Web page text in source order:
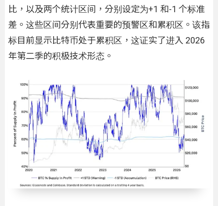
比，以及两个统计区间，分别设定为+1 和-1 个标准
差。这些区间分别代表重要的预警区和累积区。该指
标目前显示比特币处于累积区，这证实了进入 2026
年第二季的积极技术形态。